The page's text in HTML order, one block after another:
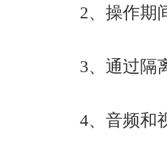
2、操作期间
3、通过隔离
4、音频和